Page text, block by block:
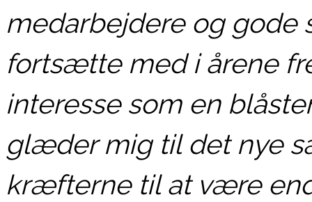
medarbejdere og gode
fortsætte med i årene
interesse som en
glæder mig til det nye
kræfterne til at være